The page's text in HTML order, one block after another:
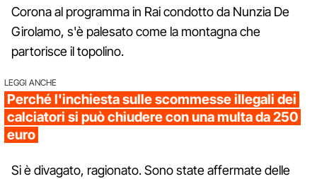
Corona al programma in Rai condotto da Nunzia De
Girolamo, s'è palesato come la montagna che
partorisce il topolino.
LEGGI ANCHE
Perché l'inchiesta sulle scommesse illegali dei
calciatori si può chiudere con una multa da 250
euro
Si è divagato, ragionato. Sono state affermate delle